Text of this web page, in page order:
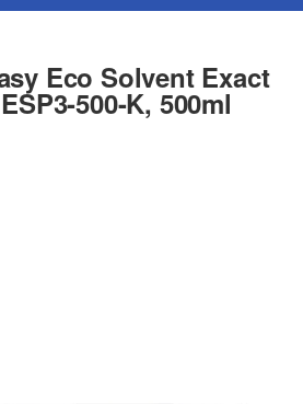
Eco Solvent Exact
500-K, 500ml